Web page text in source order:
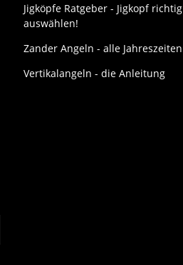
Jigköpfe Ratgeber - Jigkopf richtig
auswählen!
Zander Angeln - alle Jahreszeiten
Vertikalangeln - die Anleitung